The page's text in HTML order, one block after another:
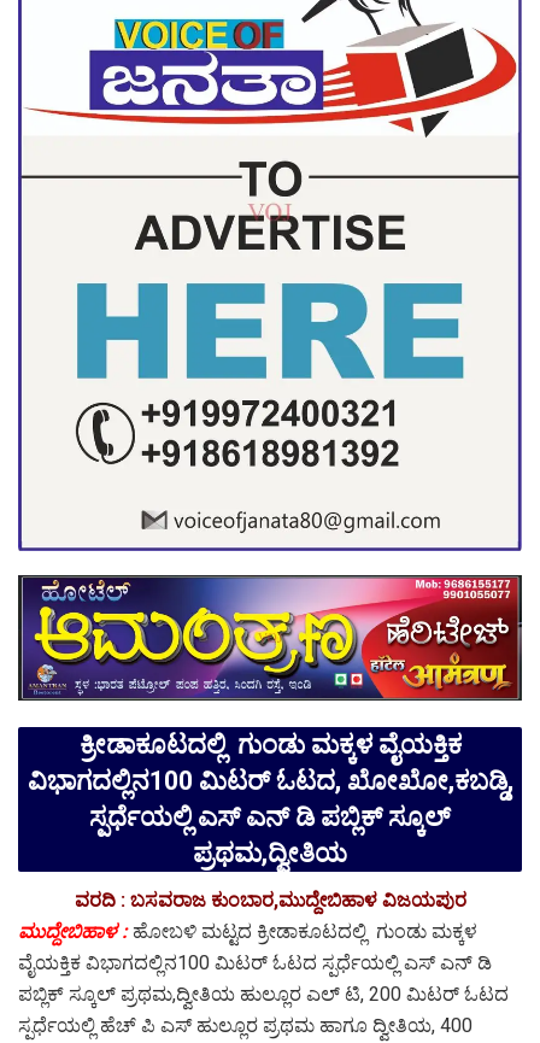
ಕ್ರೀಡಾಕೂಟದಲ್ಲಿ ಗುಂಡು ಮಕ್ಕಳ ವೈಯಕ್ತಿಕ
ವಿಭಾಗದಲ್ಲಿನ100 ಮಿಟರ್ ಓಟದ, ಖೋಖೋ,ಕಬಡ್ಡಿ,
ಸ್ಪರ್ಧೆಯಲ್ಲಿ ಎಸ್ ಎನ್ ಡಿ ಪಬ್ಲಿಕ್ ಸ್ಕೂಲ್
ಪ್ರಥಮ,ದ್ವೀತಿಯ
ವರದಿ : ಬಸವರಾಜ ಕುಂಬಾರ,ಮುದ್ದೇಬಿಹಾಳ ವಿಜಯಪುರ
ಮುದ್ದೇಬಿಹಾಳ : ಹೋಬಳಿ ಮಟ್ಟದ ಕ್ರೀಡಾಕೂಟದಲ್ಲಿ ಗುಂಡು ಮಕ್ಕಳ
ವೈಯಕ್ತಿಕ ವಿಭಾಗದಲ್ಲಿನ100 ಮಿಟರ್ ಓಟದ ಸ್ಪರ್ಧೆಯಲ್ಲಿ ಎಸ್ ಎನ್ ಡಿ
ಪಬ್ಲಿಕ್ ಸ್ಕೂಲ್ ಪ್ರಥಮ,ದ್ವೀತಿಯ ಹುಲ್ಲೂರ ಎಲ್ ಟಿ, 200 ಮಿಟರ್ ಓಟದ
ಸ್ಪರ್ಧೆಯಲ್ಲಿ ಹೆಚ್ ಪಿ ಎಸ್ ಹುಲ್ಲೂರ ಪ್ರಥಮ ಹಾಗೂ ದ್ವೀತಿಯ, 400